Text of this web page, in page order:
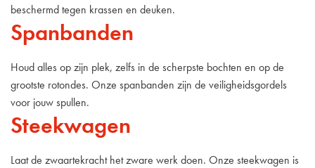
beschermd tegen krassen en deuken.
Spanbanden
Houd alles op zijn plek, zelfs in de scherpste bochten en op de
grootste rotondes. Onze spanbanden zijn de veiligheidsgordels
voor jouw spullen.
Steekwagen
Laat de zwaartekracht het zware werk doen. Onze steekwagen is